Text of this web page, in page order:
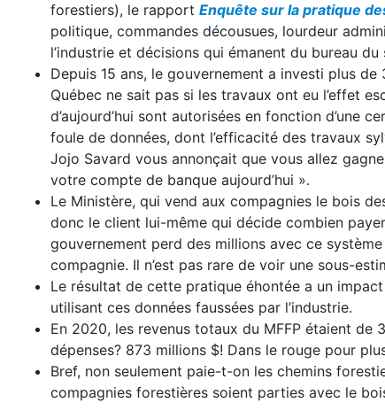
forestiers), le rapport Enquête sur la pratique
politique, commandes décousues, lourdeur
l’industrie et décisions qui émanent du bureau du
Depuis 15 ans, le gouvernement a investi plus
Québec ne sait pas si les travaux ont eu l’effet
d’aujourd’hui sont autorisées en fonction d’une
foule de données, dont l’efficacité des travaux
Jojo Savard vous annonçait que vous allez
votre compte de banque aujourd’hui ».
Le Ministère, qui vend aux compagnies le bois
donc le client lui-même qui décide combien
gouvernement perd des millions avec ce
compagnie. Il n’est pas rare de voir une sous-
Le résultat de cette pratique éhontée a un
utilisant ces données faussées par l’industrie.
En 2020, les revenus totaux du MFFP étaient
dépenses? 873 millions $! Dans le rouge pour
Bref, non seulement paie-t-on les chemins
compagnies forestières soient parties avec le